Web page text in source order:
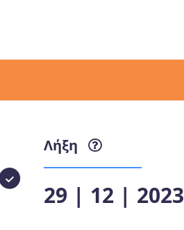
Λήξη
29 | 12 | 2023